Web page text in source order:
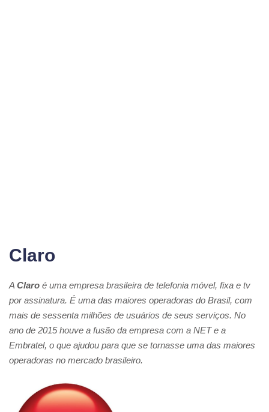
Claro
A Claro é uma empresa brasileira de telefonia móvel, fixa e tv
por assinatura. É uma das maiores operadoras do Brasil, com
mais de sessenta milhões de usuários de seus serviços. No
ano de 2015 houve a fusão da empresa com a NET e a
Embratel, o que ajudou para que se tornasse uma das maiores
operadoras no mercado brasileiro.